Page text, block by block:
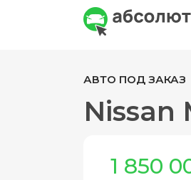
АВТО ПОД ЗАКАЗ
Nissan
1 850